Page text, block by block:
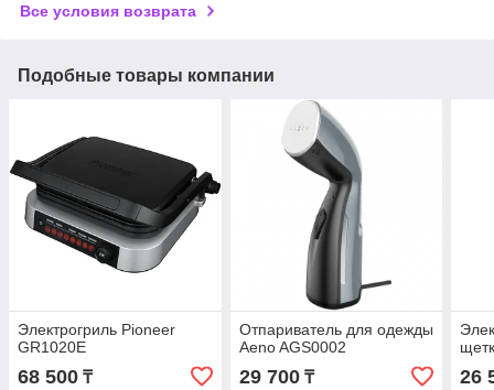
Все условия возврата
Подобные товары компании
Электрогриль Pioneer
GR1020E
68 500 ₸
Отпариватель для одежды
Aeno AGS0002
29 700₸ 26